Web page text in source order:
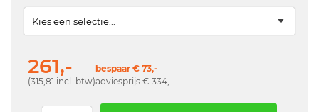
261,-
(315,81 incl. btw)
bespaar € 73,-
adviesprijs € 334,-